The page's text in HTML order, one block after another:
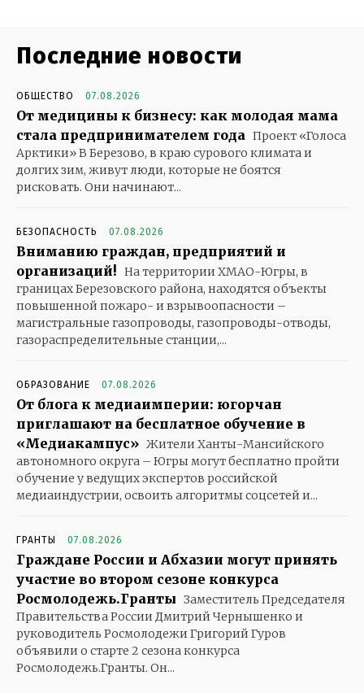
Последние новости
ОБЩЕСТВО 07.08.2026
От медицины к бизнесу: как молодая мама
стала предпринимателем года Проект «Голоса
Арктики» В Березово, в краю сурового климата и
долгих зим, живут люди, которые не боятся
рисковать. Они начинают...
БЕЗОПАСНОСТЬ 07.08.2026
Вниманию граждан, предприятий и
организаций! На территории ХМАО-Югры, в
границах Березовского района, находятся объекты
повышенной пожаро- и взрывоопасности –
магистральные газопроводы, газопроводы-отводы,
газораспределительные станции,...
ОБРАЗОВАНИЕ 07.08.2026
От блога к медиаимперии: югорчан
приглашают на бесплатное обучение в
«Медиакампус» Жители Ханты-Мансийского
автономного округа – Югры могут бесплатно пройти
обучение у ведущих экспертов российской
медиаиндустрии, освоить алгоритмы соцсетей и...
ГРАНТЫ 07.08.2026
Граждане России и Абхазии могут принять
участие во втором сезоне конкурса
Росмолодежь.Гранты Заместитель Председателя
Правительства России Дмитрий Чернышенко и
руководитель Росмолодежи Григорий Гуров
объявили о старте 2 сезона конкурса
Росмолодежь.Гранты. Он...